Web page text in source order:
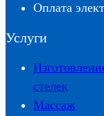
Оплата
Услуги
стелек
Массаж